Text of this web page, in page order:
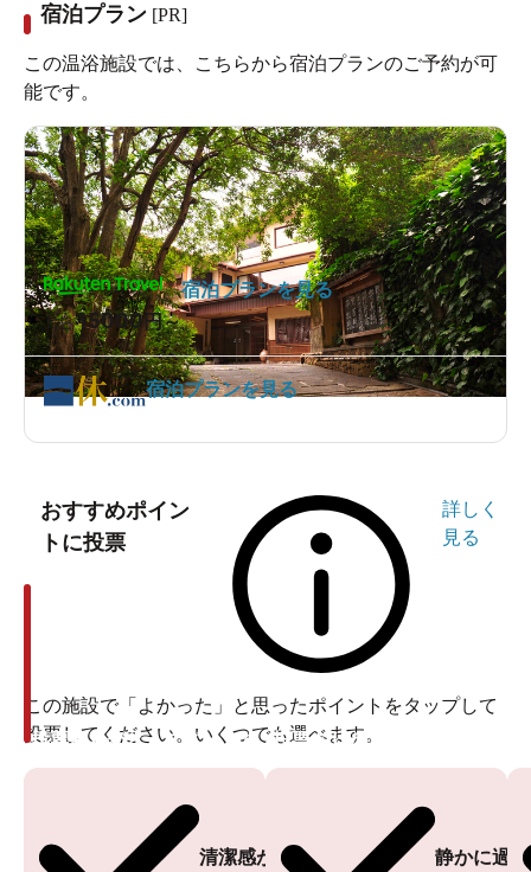
宿泊プラン [PR]
この温浴施設では、こちらから宿泊プランのご予約が可
能です。
1泊15000円～
宿泊プランを見る
宿泊プランを見る
おすすめポイン
トに投票
詳しく
見る
この施設で「よかった」と思ったポイントをタップして
投票してください。いくつでも選べます。
清潔感がある
投票ありがとうございます
静かに過
投票ありがとうございます